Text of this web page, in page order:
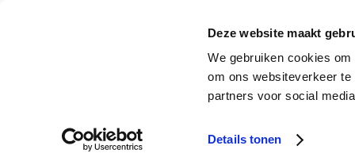
Deze website maakt
We gebruiken cookies
om ons websiteverkeer
partners voor social
Details tonen